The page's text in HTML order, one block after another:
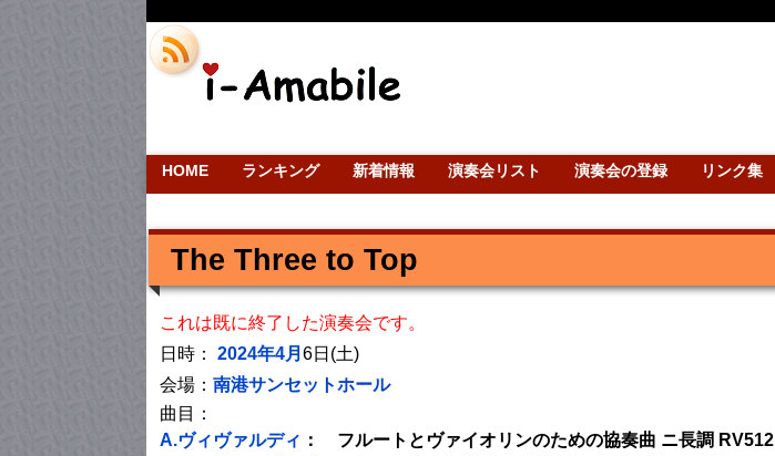
HOME ランキング 新着情報 演奏会リスト 演奏会の登録 リンク集
The Three to Top
これは既に終了した演奏会です。
日時： 2024年4月 6日(土)
会場： 南港サンセットホール
曲目：
A.ヴィヴァルディ ： フルートとヴァイオリンのための協奏曲 ニ長調 RV512